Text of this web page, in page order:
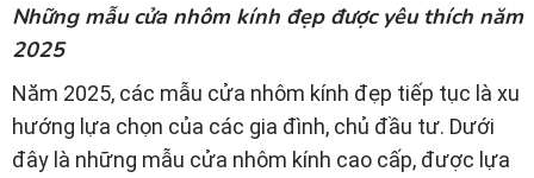
Những mẫu cửa nhôm kính đẹp được yêu thích năm
2025
Năm 2025, các mẫu cửa nhôm kính đẹp tiếp tục là xu
hướng lựa chọn của các gia đình, chủ đầu tư. Dưới
đây là những mẫu cửa nhôm kính cao cấp, được lựa